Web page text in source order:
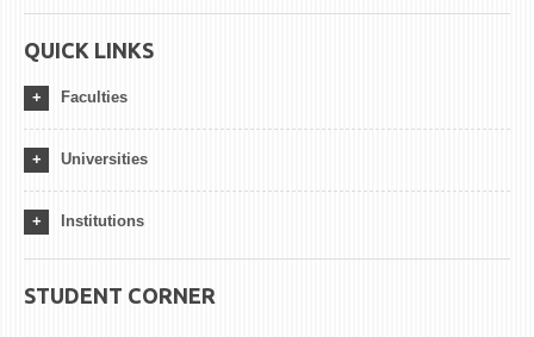
QUICK LINKS
Faculties
Universities
Institutions
STUDENT CORNER